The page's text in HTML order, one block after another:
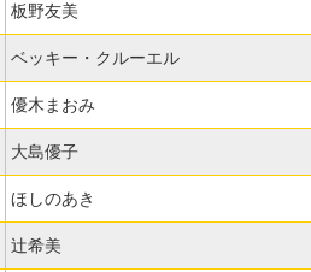
板野友美
ベッキー・クルーエル
優木まおみ
大島優子
ほしのあき
辻希美